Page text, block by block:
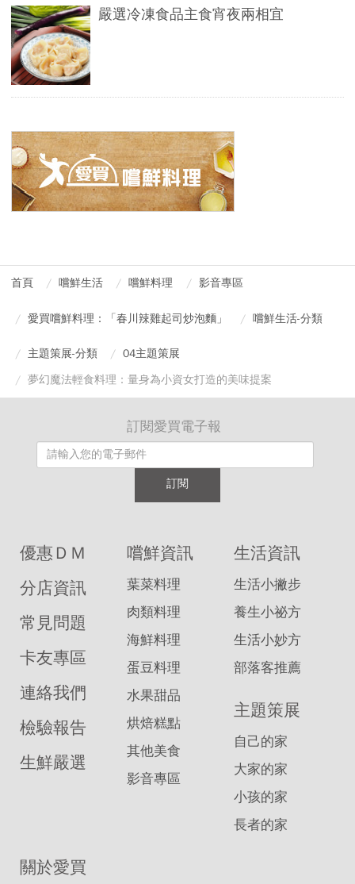
嚴選冷凍食品主食宵夜兩相宜
首頁 嚐鮮生活 嚐鮮料理 影音專區
愛買嚐鮮料理：「春川辣雞起司炒泡麵」 嚐鮮生活-分類
主題策展-分類
04主題策展
夢幻魔法輕食料理：量身為小資女打造的美味提案
訂閱愛買電子報
訂閱
優惠ＤＭ
分店資訊
常見問題
卡友專區
連絡我們
檢驗報告
生鮮嚴選
嚐鮮資訊
葉菜料理
肉類料理
海鮮料理
蛋豆料理
水果甜品
烘焙糕點
其他美食
影音專區
生活資訊
生活小撇步
養生小祕方
生活小妙方
部落客推薦
主題策展
自己的家
大家的家
小孩的家
長者的家
關於愛買